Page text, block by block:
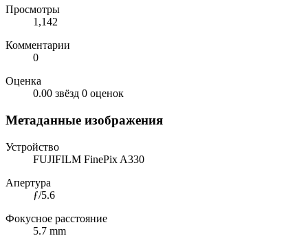
Просмотры
1,142
Комментарии
0
Оценка
0.00 звёзд 0 оценок
Метаданные изображения
Устройство
FUJIFILM FinePix A330
Апертура
ƒ/5.6
Фокусное расстояние
5.7 mm